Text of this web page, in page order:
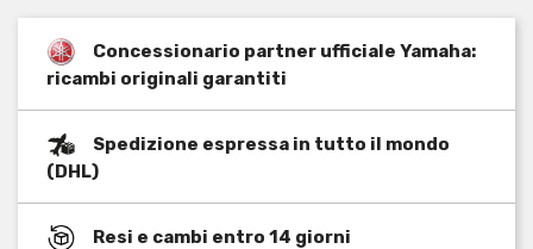
Concessionario partner ufficiale Yamaha:
ricambi originali garantiti
Spedizione espressa in tutto il mondo
(DHL)
Resi e cambi entro 14 giorni